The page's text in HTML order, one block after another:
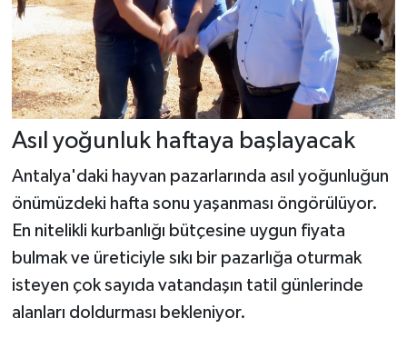
Asıl yoğunluk haftaya başlayacak
Antalya'daki hayvan pazarlarında asıl yoğunluğun
önümüzdeki hafta sonu yaşanması öngörülüyor.
En nitelikli kurbanlığı bütçesine uygun fiyata
bulmak ve üreticiyle sıkı bir pazarlığa oturmak
isteyen çok sayıda vatandaşın tatil günlerinde
alanları doldurması bekleniyor.